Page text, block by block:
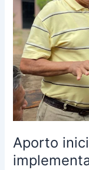
Aporto
de
implementación
en
El
Salvador